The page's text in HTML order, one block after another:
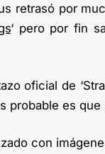
retrasó por
‘ pero por fin
oficial de
probable es
con